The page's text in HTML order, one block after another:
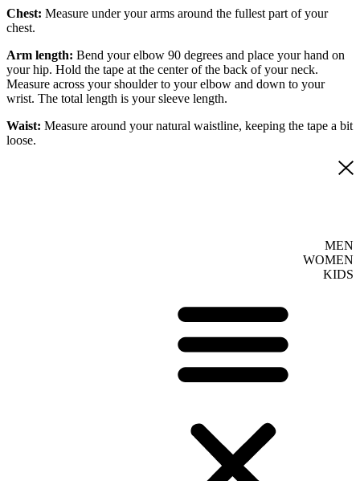
Chest: Measure under your arms around the fullest part of your
chest.
Arm length: Bend your elbow 90 degrees and place your hand on
your hip. Hold the tape at the center of the back of your neck.
Measure across your shoulder to your elbow and down to your
wrist. The total length is your sleeve length.
Waist: Measure around your natural waistline, keeping the tape a bit
loose.
MEN
WOMEN
KIDS